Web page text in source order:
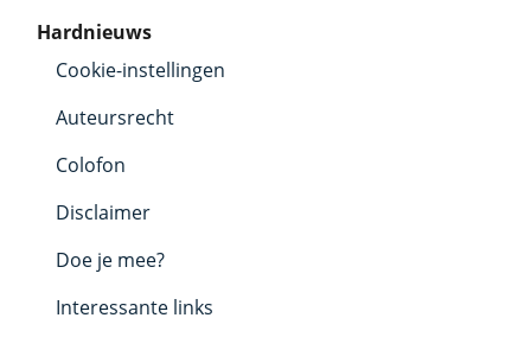
Hardnieuws
Cookie-instellingen
Auteursrecht
Colofon
Disclaimer
Doe je mee?
Interessante links